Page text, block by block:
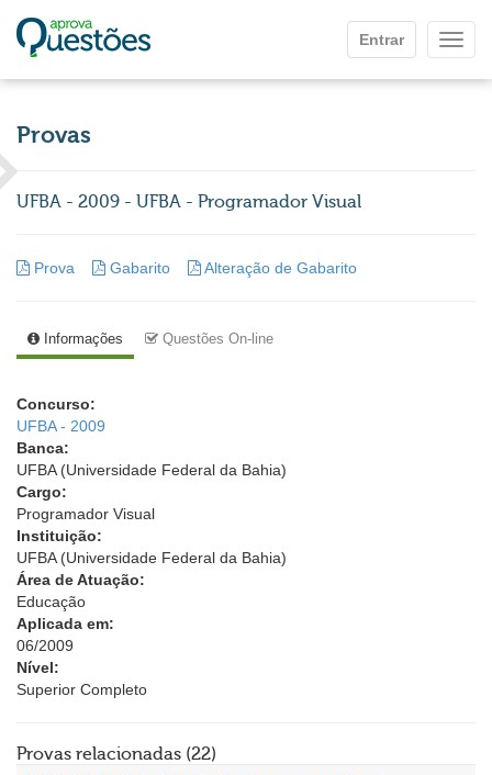
Entrar
Provas
UFBA - 2009 - UFBA - Programador Visual
Prova Gabarito Alteração de Gabarito
Informações Questões On-line
Concurso:
UFBA - 2009
Banca:
UFBA (Universidade Federal da Bahia)
Cargo:
Programador Visual
Instituição:
UFBA (Universidade Federal da Bahia)
Área de Atuação:
Educação
Aplicada em:
06/2009
Nível:
Superior Completo
Provas relacionadas (22)